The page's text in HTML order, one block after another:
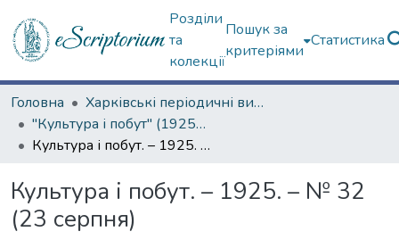
Розділи
та
колекції
Пошук за
критеріями
Статистика
Головна
Харківські періодичні видання
"Культура і побут" (1925–1928 рр.)
Культура і побут. – 1925. – № 32 (23 серпня)
Культура і побут. – 1925. – № 32
(23 серпня)